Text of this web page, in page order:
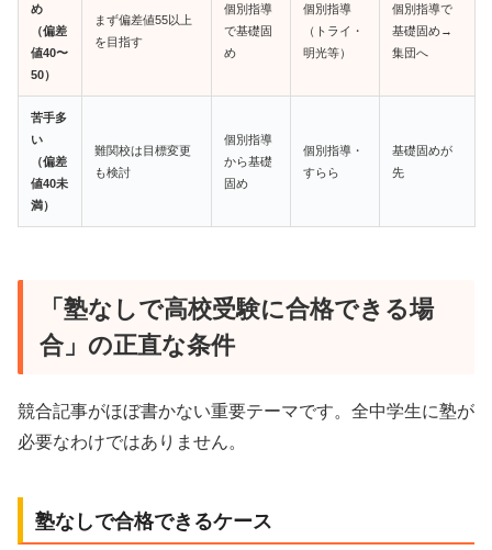
め
（偏差
値40〜
50）
まず偏差値55以上
を目指す
個別指導
で基礎固
め
個別指導
（トライ・
明光等）
個別指導で
基礎固め→
集団へ
苦手多
い
（偏差
値40未
満）
難関校は目標変更
も検討
個別指導
から基礎
固め
個別指導・
すらら
基礎固めが
先
「塾なしで高校受験に合格できる場
合」の正直な条件
競合記事がほぼ書かない重要テーマです。全中学生に塾が
必要なわけではありません。
塾なしで合格できるケース